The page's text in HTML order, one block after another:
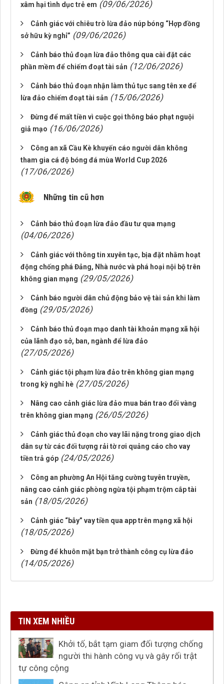
xâm hại tình dục trẻ em (09/06/2026)
Cảnh giác với chiêu trò lừa đảo núp bóng “Hợp đồng
sở hữu kỳ nghỉ” (09/06/2026)
Cảnh báo thủ đoạn lừa đảo thông qua cài đặt các
phần mềm để chiếm đoạt tài sản (12/06/2026)
Cảnh báo thủ đoạn nhận làm thủ tục sang tên xe để
lừa đảo chiếm đoạt tài sản (15/06/2026)
Đừng để mất tiền vì cuộc gọi thông báo phạt nguội
giả mạo (16/06/2026)
Công an xã Cầu Kè khuyến cáo người dân không
tham gia cá độ bóng đá mùa World Cup 2026
(17/06/2026)
Những tin cũ hơn
Cảnh báo thủ đoạn lừa đảo đầu tư qua mạng
(04/06/2026)
Cảnh giác với thông tin xuyên tạc, bịa đặt nhằm hoạt
động chống phá Đảng, Nhà nước và phá hoại nội bộ trên
không gian mạng (29/05/2026)
Cảnh báo người dân chủ động bảo vệ tài sản khi làm
đồng (29/05/2026)
Cảnh báo thủ đoạn mạo danh tài khoản mạng xã hội
của lãnh đạo sở, ban, ngành để lừa đảo
(27/05/2026)
Cảnh giác tội phạm lừa đảo trên không gian mạng
trong kỳ nghỉ hè (27/05/2026)
Nâng cao cảnh giác lừa đảo mua bán trao đổi vàng
trên không gian mạng (26/05/2026)
Cảnh giác thủ đoạn cho vay lãi nặng trong giao dịch
dân sự từ các đối tượng rải tờ rơi quảng cáo cho vay
tiền trả góp (24/05/2026)
Công an phường An Hội tăng cường tuyên truyền,
nâng cao cảnh giác phòng ngừa tội phạm trộm cắp tài
sản (18/05/2026)
Cảnh giác “bẫy” vay tiền qua app trên mạng xã hội
(18/05/2026)
Đừng để khuôn mặt bạn trở thành công cụ lừa đảo
(14/05/2026)
TIN XEM NHIỀU
Khởi tố, bắt tạm giam đối tượng chống
người thi hành công vụ và gây rối trật
tự công cộng